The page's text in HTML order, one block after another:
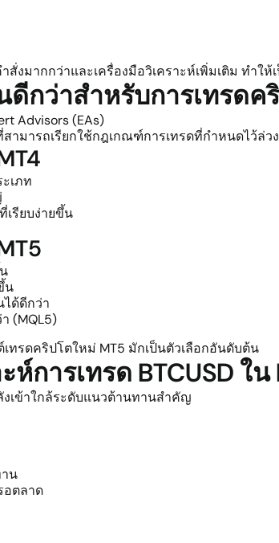
สั่งมากกว่าและเครื่องมือวิเคราะห์เพิ่มเติม ทำ
กว่าสำหรับการเทรดค
Advisors (EAs)
ามารถเรียกใช้กฎเกณฑ์การเทรดที่กำหนดไว้ล่
เภท
รียบง่ายขึ้น
น
ด้ดีกว่า
(MQL5)
รดคริปโตใหม่ MT5 มักเป็นตัวเลือกอันดับต้น
ห์การเทรด BTCUSD ใ
เข้าใกล้ระดับแนวต้านทานสำคัญ
น
อตลาด